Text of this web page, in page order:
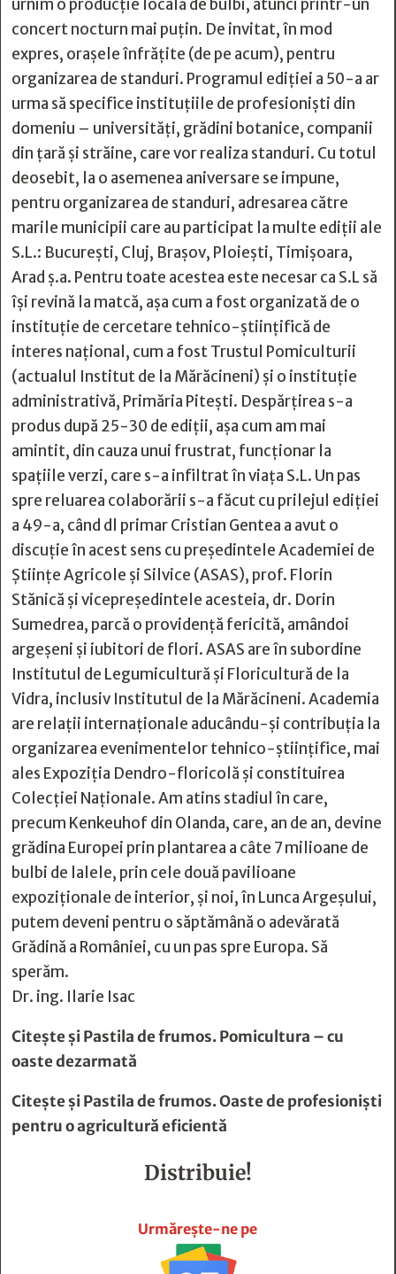
urnim o producție locală de bulbi, atunci printr-un
concert nocturn mai puțin. De invitat, în mod
expres, orașele înfrățite (de pe acum), pentru
organizarea de standuri. Programul ediției a 50-a ar
urma să specifice instituțiile de profesioniști din
domeniu – universități, grădini botanice, companii
din țară și străine, care vor realiza standuri. Cu totul
deosebit, la o asemenea aniversare se impune,
pentru organizarea de standuri, adresarea către
marile municipii care au participat la multe ediții ale
S.L.: București, Cluj, Brașov, Ploiești, Timișoara,
Arad ș.a. Pentru toate acestea este necesar ca S.L să
își revină la matcă, așa cum a fost organizată de o
instituție de cercetare tehnico-științifică de
interes național, cum a fost Trustul Pomiculturii
(actualul Institut de la Mărăcineni) și o instituție
administrativă, Primăria Pitești. Despărțirea s-a
produs după 25-30 de ediții, așa cum am mai
amintit, din cauza unui frustrat, funcționar la
spațiile verzi, care s-a infiltrat în viața S.L. Un pas
spre reluarea colaborării s-a făcut cu prilejul ediției
a 49-a, când dl primar Cristian Gentea a avut o
discuție în acest sens cu președintele Academiei de
Științe Agricole și Silvice (ASAS), prof. Florin
Stănică și vicepreședintele acesteia, dr. Dorin
Sumedrea, parcă o providență fericită, amândoi
argeșeni și iubitori de flori. ASAS are în subordine
Institutul de Legumicultură și Floricultură de la
Vidra, inclusiv Institutul de la Mărăcineni. Academia
are relații internaționale aducându-și contribuția la
organizarea evenimentelor tehnico-științifice, mai
ales Expoziția Dendro-floricolă și constituirea
Colecției Naționale. Am atins stadiul în care,
precum Kenkeuhof din Olanda, care, an de an, devine
grădina Europei prin plantarea a câte 7 milioane de
bulbi de lalele, prin cele două pavilioane
expoziționale de interior, și noi, în Lunca Argeșului,
putem deveni pentru o săptămână o adevărată
Grădină a României, cu un pas spre Europa. Să
sperăm.
Dr. ing. Ilarie Isac
Citește șiPastila de frumos. Pomicultura – cu
oaste dezarmată
Citește șiPastila de frumos. Oaste de profesionişti
pentru o agricultură eficientă
Distribuie!
Urmărește-ne pe